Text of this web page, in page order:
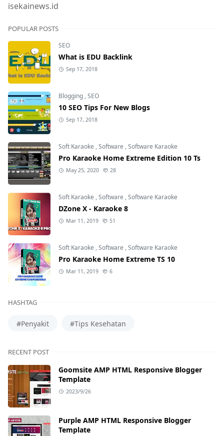
isekainews.id
POPULAR POSTS
SEO
What is EDU Backlink
Sep 17, 2018
Blogging ,SEO
10 SEO Tips For New Blogs
Sep 17, 2018
Soft Karaoke ,Software ,Software Karaoke
Pro Karaoke Home Extreme Edition 10 Ts
May 25, 2020 28
Soft Karaoke ,Software ,Software Karaoke
DZone X - Karaoke 8
Mar 11, 2019 51
Soft Karaoke ,Software ,Software Karaoke
Pro Karaoke Home Extreme TS 10
Mar 11, 2019 6
HASHTAG
#Penyakit #Tips Kesehatan
RECENT POST
Goomsite AMP HTML Responsive Blogger
Template
2023/9/26
Purple AMP HTML Responsive Blogger
Template